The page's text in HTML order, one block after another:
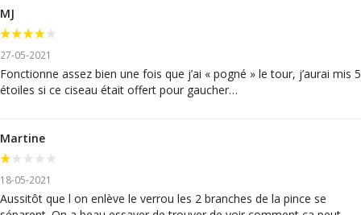
MJ
27-05-2021
Fonctionne assez bien une fois que j’ai « pogné » le tour, j’aurai mis 5
étoiles si ce ciseau était offert pour gaucher…
Martine
18-05-2021
Aussitôt que l on enlève le verrou les 2 branches de la pince se